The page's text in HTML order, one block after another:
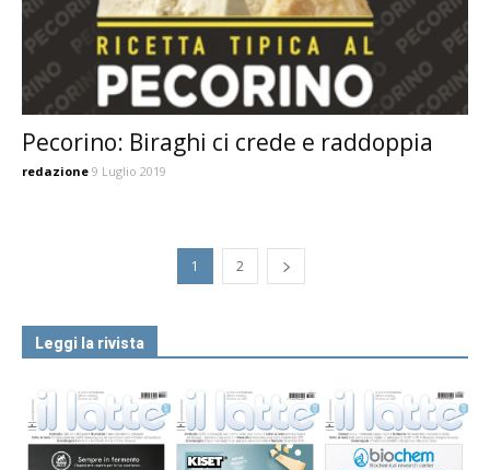
Pecorino: Biraghi ci crede e raddoppia
redazione 9 Luglio 2019
1 2
Leggi la rivista